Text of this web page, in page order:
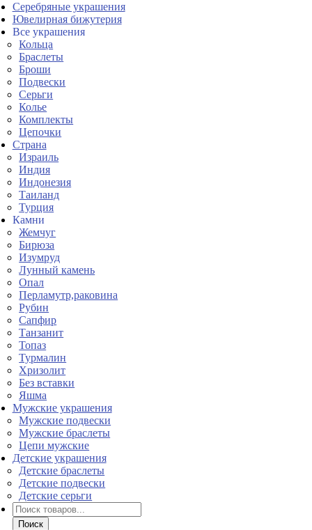
Серебряные украшения
Ювелирная бижутерия
Все украшения
Кольца
Браслеты
Броши
Подвески
Серьги
Колье
Комплекты
Цепочки
Страна
Израиль
Индия
Индонезия
Таиланд
Турция
Камни
Жемчуг
Бирюза
Изумруд
Лунный камень
Опал
Перламутр,раковина
Рубин
Сапфир
Танзанит
Топаз
Турмалин
Хризолит
Без вставки
Яшма
Мужские украшения
Мужские подвески
Мужские браслеты
Цепи мужские
Детские украшения
Детские браслеты
Детские подвески
Детские серьги
Поиск
товаров
Поиск